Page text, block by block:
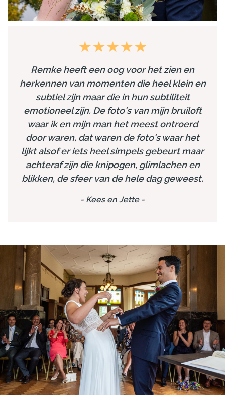
Remke heeft een oog voor het zien en
herkennen van momenten die heel klein en
subtiel zijn maar die in hun subtiliteit
emotioneel zijn. De foto's van mijn bruiloft
waar ik en mijn man het meest ontroerd
door waren, dat waren de foto's waar het
lijkt alsof er iets heel simpels gebeurt maar
achteraf zijn die knipogen, glimlachen en
blikken, de sfeer van de hele dag geweest.
- Kees en Jette-